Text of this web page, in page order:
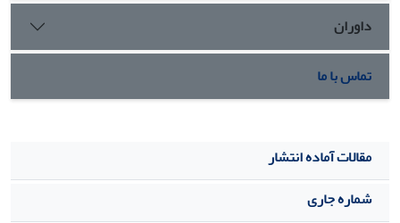
داوران
تماس با ما
مقالات آماده انتشار
شماره جاری